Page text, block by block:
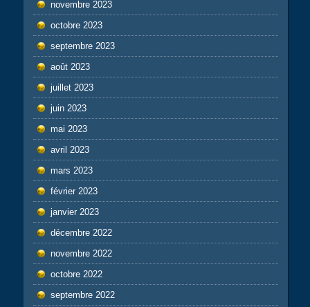
novembre 2023
octobre 2023
septembre 2023
août 2023
juillet 2023
juin 2023
mai 2023
avril 2023
mars 2023
février 2023
janvier 2023
décembre 2022
novembre 2022
octobre 2022
septembre 2022